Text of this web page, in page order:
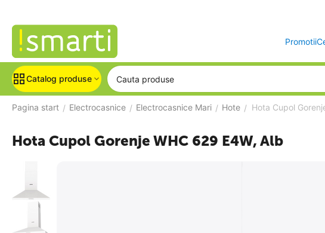
Promotii
Catalog produse
Pagina start / Electrocasnice / Electrocasnice Mari / Hote / Hota Cupol
Hota Cupol Gorenje WHC 629 E4W, Alb